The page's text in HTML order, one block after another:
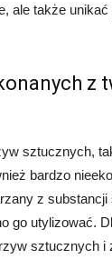
ale także
z
sztucznych,
bardzo
z
go utylizować.
sztucznych i